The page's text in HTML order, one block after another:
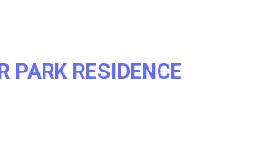
PARK RESIDENCE